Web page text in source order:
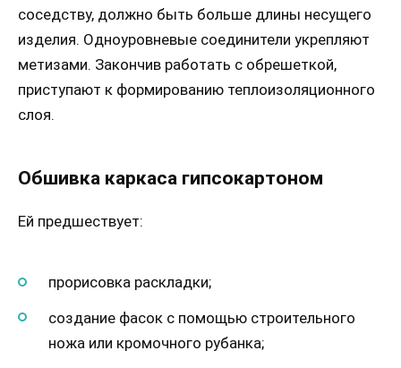
соседству, должно быть больше длины несущего
изделия. Одноуровневые соединители укрепляют
метизами. Закончив работать с обрешеткой,
приступают к формированию теплоизоляционного
слоя.
Обшивка каркаса гипсокартоном
Ей предшествует:
прорисовка раскладки;
создание фасок с помощью строительного
ножа или кромочного рубанка;